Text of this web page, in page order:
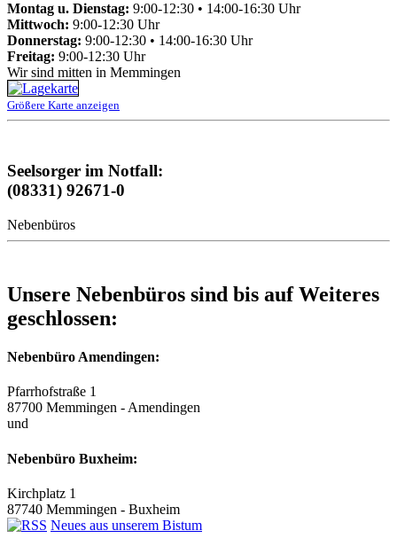
Montag u. Dienstag: 9:00-12:30 • 14:00-16:30 Uhr
Mittwoch: 9:00-12:30 Uhr
Donnerstag: 9:00-12:30 • 14:00-16:30 Uhr
Freitag: 9:00-12:30 Uhr
Wir sind mitten in Memmingen
Größere Karte anzeigen
Seelsorger im Notfall:
(08331) 92671-0
Nebenbüros
Unsere Nebenbüros sind bis auf Weiteres
geschlossen:
Nebenbüro Amendingen:
Pfarrhofstraße 1
87700 Memmingen - Amendingen
und
Nebenbüro Buxheim:
Kirchplatz 1
87740 Memmingen - Buxheim
Neues aus unserem Bistum